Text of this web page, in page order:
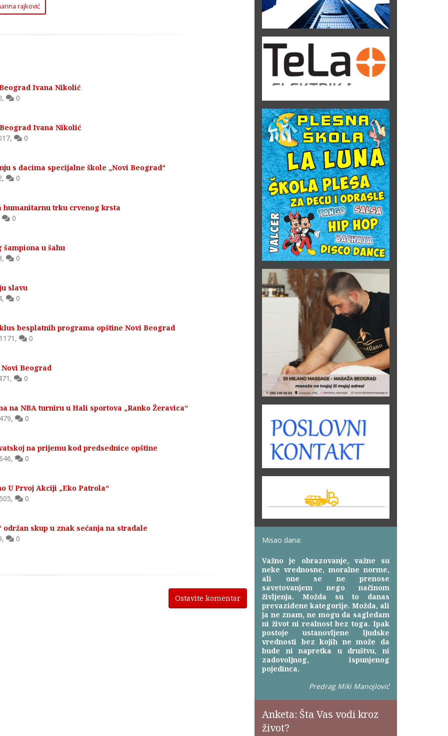
rajković
Ivana Nikolić
, 0
Ivana Nikolić
, 0
s đacima specijalne škole „Novi Beograd“
, 0
humanitarnu trku crvenog krsta
0
u šahu
, 0
slavu
, 0
besplatnih programa opštine Novi Beograd
1171 , 0
Beograd
, 0
na NBA turniru u Hali sportova „Ranko Žeravica“
479, 0
na prijemu kod predsednice opštine
646, 0
U Prvoj Akciji „Eko Patrola“
505, 0
održan skup u znak sećanja na stradale
, 0
Ostavite komentar
Misao dana:
Važno je obrazovanje, važne su
neke vrednosne, moralne norme,
ali one se ne prenose
savetovanjem nego načinom
življenja. Možda su to danas
prevaziđene kategorije. Možda, ali
ja ne znam, ne mogu da sagledam
ni život ni realnost bez toga. Ipak
postoje ustanovljene ljudske
vrednosti bez kojih ne može da
bude ni napretka u društvu, ni
zadovoljnog, ispunjenog
pojedinca.
Predrag Miki Manojlović
Anketa: Šta Vas vodi kroz
život?